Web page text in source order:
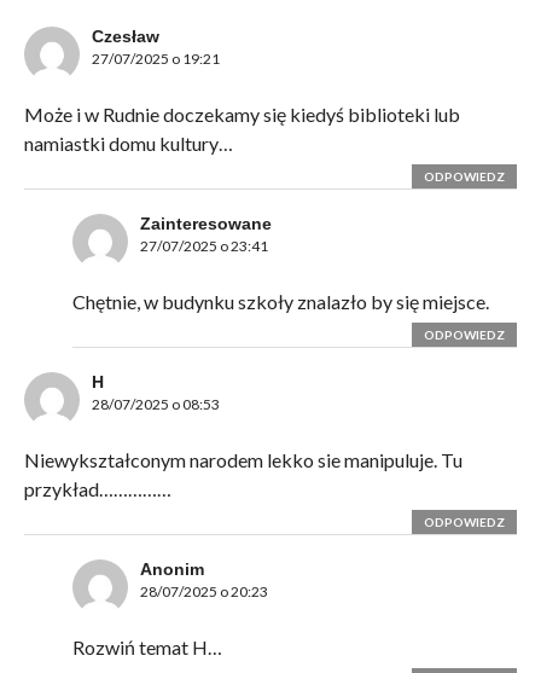
Czesław
27/07/2025 o 19:21
Może i w Rudnie doczekamy się kiedyś biblioteki lub
namiastki domu kultury…
ODPOWIEDZ
Zainteresowane
27/07/2025 o 23:41
Chętnie, w budynku szkoły znalazło by się miejsce.
ODPOWIEDZ
H
28/07/2025 o 08:53
Niewykształconym narodem lekko sie manipuluje. Tu
przykład……………
ODPOWIEDZ
Anonim
28/07/2025 o 20:23
Rozwiń temat H…